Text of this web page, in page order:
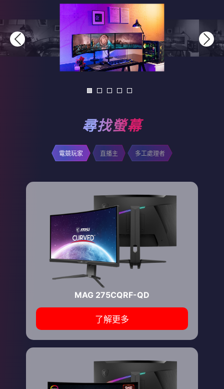
尋找螢幕
電競玩家 直播主 多工處理者
MAG 275CQRF-QD
了解更多